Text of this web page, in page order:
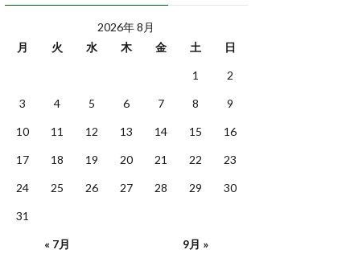
2026年 8月
月
火 水 木 金 土 日
1 2
3 4 5 6 7 8 9
10 11 12 13 14 15 16
17 18 19 20 21 22 23
24 25 26 27 28 29 30
31
« 7月 9月 »